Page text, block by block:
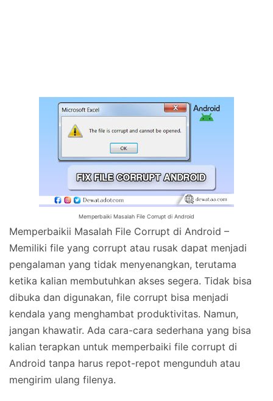
Memperbaiki Masalah File Corrupt di Android
Memperbaikii Masalah File Corrupt di Android –
Memiliki file yang corrupt atau rusak dapat menjadi
pengalaman yang tidak menyenangkan, terutama
ketika kalian membutuhkan akses segera. Tidak bisa
dibuka dan digunakan, file corrupt bisa menjadi
kendala yang menghambat produktivitas. Namun,
jangan khawatir. Ada cara-cara sederhana yang bisa
kalian terapkan untuk memperbaiki file corrupt di
Android tanpa harus repot-repot mengunduh atau
mengirim ulang filenya.